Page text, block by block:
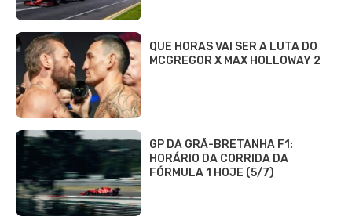
QUE HORAS VAI SER A LUTA DO
MCGREGOR X MAX HOLLOWAY 2
GP DA GRÃ-BRETANHA F1:
HORÁRIO DA CORRIDA DA
FÓRMULA 1 HOJE (5/7)